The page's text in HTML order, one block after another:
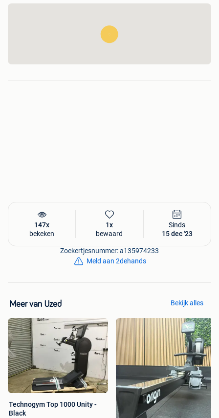
147x
bekeken
1x
bewaard
Sinds
15 dec '23
Zoekertjesnummer: a135974233
Meld aan 2dehands
Meer van Uzed Bekijk alles
Technogym Top 1000 Unity -
Black